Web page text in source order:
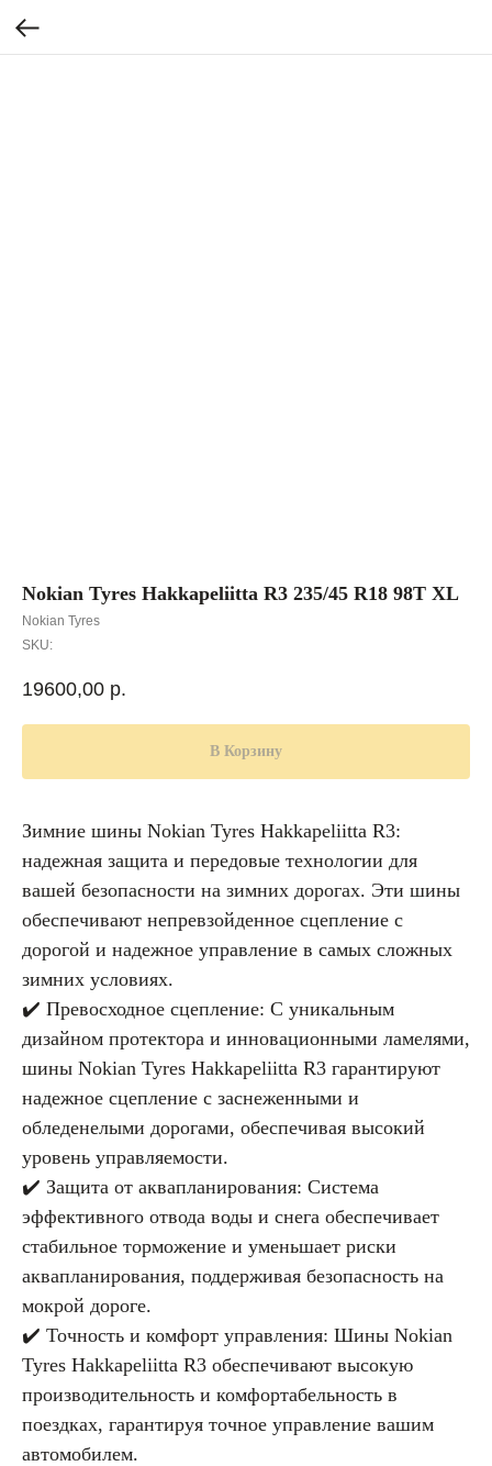
Nokian Tyres Hakkapeliitta R3 235/45 R18 98T XL
Nokian Tyres
SKU:
19600,00 р.
В Корзину
Зимние шины Nokian Tyres Hakkapeliitta R3:
надежная защита и передовые технологии для
вашей безопасности на зимних дорогах. Эти шины
обеспечивают непревзойденное сцепление с
дорогой и надежное управление в самых сложных
зимних условиях.
✔️ Превосходное сцепление: С уникальным
дизайном протектора и инновационными ламелями,
шины Nokian Tyres Hakkapeliitta R3 гарантируют
надежное сцепление с заснеженными и
обледенелыми дорогами, обеспечивая высокий
уровень управляемости.
✔️ Защита от аквапланирования: Система
эффективного отвода воды и снега обеспечивает
стабильное торможение и уменьшает риски
аквапланирования, поддерживая безопасность на
мокрой дороге.
✔️ Точность и комфорт управления: Шины Nokian
Tyres Hakkapeliitta R3 обеспечивают высокую
производительность и комфортабельность в
поездках, гарантируя точное управление вашим
автомобилем.